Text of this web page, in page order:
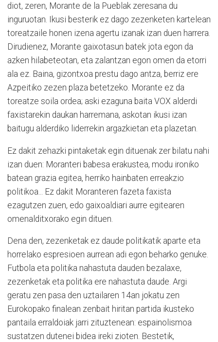
diot, zeren, Morante de la Pueblak zeresana du
inguruotan. Ikusi besterik ez dago zezenketen kartelean
toreatzaile honen izena agertu izanak izan duen harrera.
Dirudienez, Morante gaixotasun batek jota egon da
azken hilabeteotan, eta zalantzan egon omen da etorri
ala ez. Baina, gizontxoa prestu dago antza, berriz ere
Azpeitiko zezen plaza betetzeko. Morante ez da
toreatze soila ordea; aski ezaguna baita VOX alderdi
faxistarekin daukan harremana, askotan ikusi izan
baitugu alderdiko liderrekin argazkietan eta plazetan.
Ez dakit zehazki pintaketak egin dituenak zer bilatu nahi
izan duen: Moranteri babesa erakustea, modu ironiko
batean grazia egitea, herriko hainbaten erreakzio
politikoa... Ez dakit Moranteren fazeta faxista
ezagutzen zuen, edo gaixoaldiari aurre egitearen
omenalditxorako egin dituen.
Dena den, zezenketak ez daude politikatik aparte eta
horrelako espresioen aurrean adi egon beharko genuke.
Futbola eta politika nahastuta dauden bezalaxe,
zezenketak eta politika ere nahastuta daude. Argi
geratu zen pasa den uztailaren 14an jokatu zen
Eurokopako finalean zenbait hiritan partida ikusteko
pantaila erraldoiak jarri zituztenean: espainolismoa
sustatzen dutenei bidea ireki zioten. Bestetik,